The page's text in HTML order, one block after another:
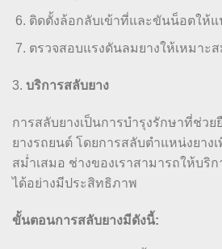
ติดตั้งล้อกลับเข้าที่และขันน็อตให้
ตรวจสอบแรงดันลมยางให้เหมาะส
3. บริการสลับยาง
การสลับยางเป็นการบำรุงรักษาที่ช่วย
ยางรถยนต์ โดยการสลับตำแหน่งยาง
สม่ำเสมอ ช่างของเราสามารถให้บริ
ได้อย่างมีประสิทธิภาพ
ขั้นตอนการสลับยางมีดังนี้: